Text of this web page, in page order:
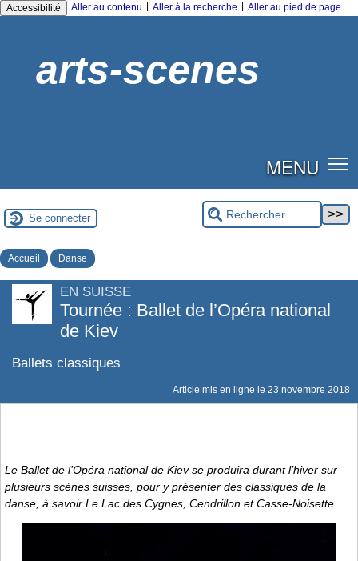
Accessibilité Aller au contenu Aller à la recherche Aller au pied de page
arts-scenes
MENU
Se connecter
Accueil Danse
EN SUISSE
Tournée : Ballet de l’Opéra national
de Kiev
Ballets classiques
Article mis en ligne le 23 novembre 2018
Le Ballet de l’Opéra national de Kiev se produira durant l’hiver sur
plusieurs scènes suisses, pour y présenter des classiques de la
danse, à savoir Le Lac des Cygnes, Cendrillon etCasse-Noisette